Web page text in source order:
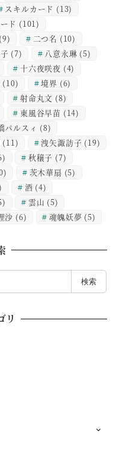
スキルカード (13)
ド (101)
(9) 二つ名 (10)
(7) 八意永琳 (5)
十六夜咲夜 (4)
(10) 境界 (6)
射命丸文 (8)
東風谷早苗 (14)
パルスィ (8)
(11) 洩矢諏訪子 (19)
秋穣子 (7)
茨木華扇 (5)
酒 (4)
雲山 (5)
沙 (6) 魂魄妖夢 (5)
検索
リ